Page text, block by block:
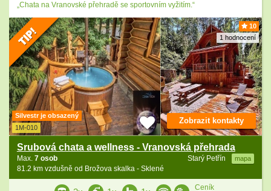
„Chata na Vranovské přehradě se sportovním vyžitím.“
10
1 hodnocení
Silvestr je obsazený
1M-010
Srubová chata a wellness - Vranovská přehrada
Starý Petřín mapa
Max. 7 osob
81.2 km vzdušně od Brožova skalka - Sklené
Zobrazit kontakty
Ceník